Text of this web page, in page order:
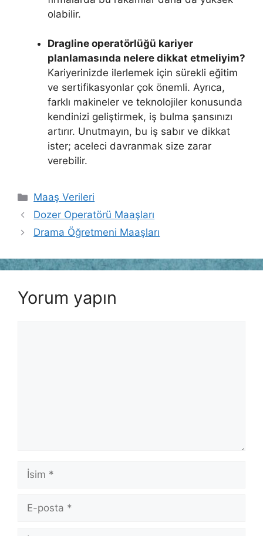
olabilir.
Dragline operatörlüğü kariyer
planlamasında nelere dikkat etmeliyim?
Kariyerinizde ilerlemek için sürekli eğitim
ve sertifikasyonlar çok önemli. Ayrıca,
farklı makineler ve teknolojiler konusunda
kendinizi geliştirmek, iş bulma şansınızı
artırır. Unutmayın, bu iş sabır ve dikkat
ister; aceleci davranmak size zarar
verebilir.
Kategoriler
Maaş Verileri
Dozer Operatörü Maaşları
Drama Öğretmeni Maaşları
Yorum yapın
İsim
posta